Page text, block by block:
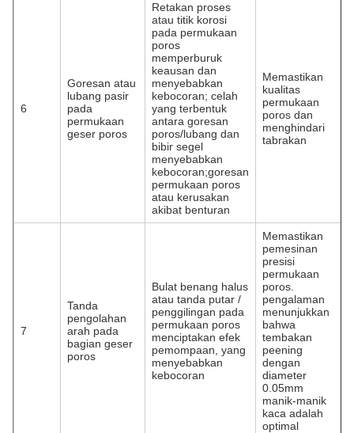
6
Goresan atau
lubang pasir
pada
permukaan
geser poros
Retakan proses
atau titik korosi
pada permukaan
poros
memperburuk
keausan dan
menyebabkan
kebocoran; celah
yang terbentuk
antara goresan
poros/lubang dan
bibir segel
menyebabkan
kebocoran;goresan
permukaan poros
atau kerusakan
akibat benturan
Memastikan
kualitas
permukaan
poros dan
menghindari
tabrakan
7
Tanda
pengolahan
arah pada
bagian geser
poros
Bulat benang halus
atau tanda putar /
penggilingan pada
permukaan poros
menciptakan efek
pemompaan, yang
menyebabkan
kebocoran
Memastikan
pemesinan
presisi
permukaan
poros.
pengalaman
menunjukkan
bahwa
tembakan
peening
dengan
diameter
0.05mm
manik-manik
kaca adalah
optimal